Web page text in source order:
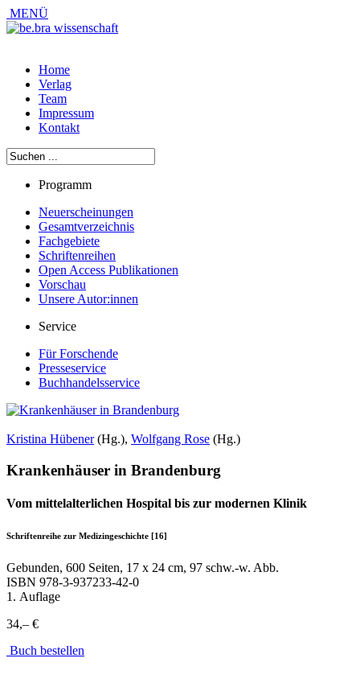
MENÜ
Home
Verlag
Team
Impressum
Kontakt
Programm
Neuerscheinungen
Gesamtverzeichnis
Fachgebiete
Schriftenreihen
Open Access Publikationen
Vorschau
Unsere Autor:innen
Service
Für Forschende
Presseservice
Buchhandelsservice
Kristina Hübener(Hg.), Wolfgang Rose (Hg.)
Krankenhäuser in Brandenburg
Vom mittelalterlichen Hospital bis zur modernen Klinik
Schriftenreihe zur Medizingeschichte [16]
Gebunden, 600 Seiten, 17 x 24 cm, 97 schw.-w. Abb.
ISBN 978-3-937233-42-0
1. Auflage
34,– €
Buch bestellen